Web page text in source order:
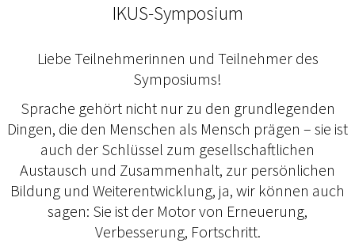
IKUS-Symposium
Liebe Teilnehmerinnen und Teilnehmer des
Symposiums!
Sprache gehört nicht nur zu den grundlegenden
Dingen, die den Menschen als Mensch prägen – sie ist
auch der Schlüssel zum gesellschaftlichen
Austausch und Zusammenhalt, zur persönlichen
Bildung und Weiterentwicklung, ja, wir können auch
sagen: Sie ist der Motor von Erneuerung,
Verbesserung, Fortschritt.